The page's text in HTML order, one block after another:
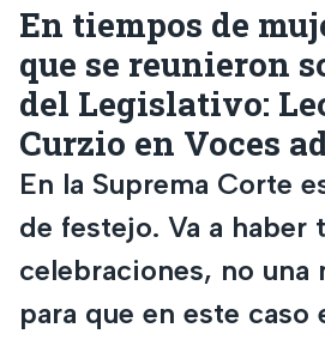
En tiempos de
que se reunieron
del Legislativo:
Curzio en Voces
En la Suprema Corte
de festejo. Va a haber
celebraciones, no una
para que en este caso